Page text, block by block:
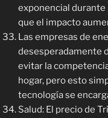
exponencial durante
que el impacto
Las empresas de
desesperadamente
evitar la
hogar, pero esto
tecnología se
Salud: El precio de